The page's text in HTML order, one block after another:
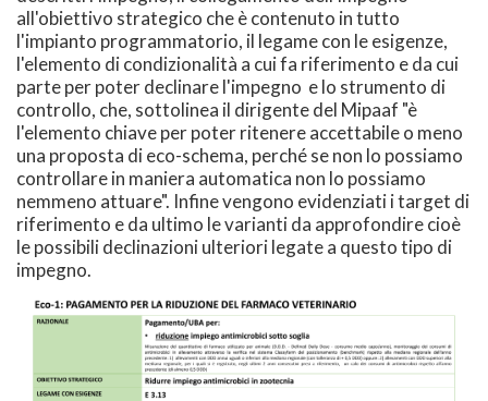
all'obiettivo strategico che è contenuto in tutto
l'impianto programmatorio, il legame con le esigenze,
l'elemento di condizionalità a cui fa riferimento e da cui
parte per poter declinare l'impegno e lo strumento di
controllo, che, sottolinea il dirigente del Mipaaf "è
l'elemento chiave per poter ritenere accettabile o meno
una proposta di eco-schema, perché se non lo possiamo
controllare in maniera automatica non lo possiamo
nemmeno attuare". Infine vengono evidenziati i target di
riferimento e da ultimo le varianti da approfondire cioè
le possibili declinazioni ulteriori legate a questo tipo di
impegno.